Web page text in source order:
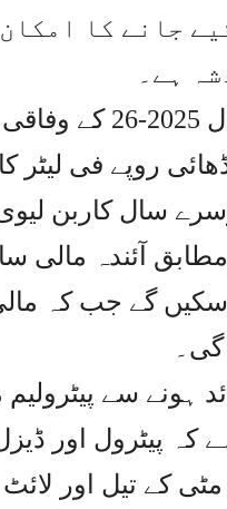
جانے کا
ہے۔
آئندہ مالی
روپے فی لیٹر
ہونے سے
ہے کہ پیٹرول اور
کے تیل اور لائٹ